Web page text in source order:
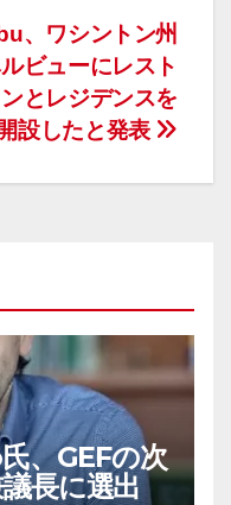
、ワシントン州
ビューにレスト
とレジデンスを
開設したと発表
、GEFの次
長に選出